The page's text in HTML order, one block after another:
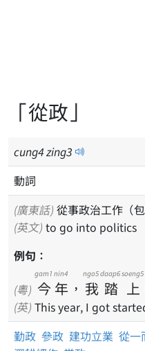
「從政」
cung4zing3
動詞
(廣東話) 從事政治工作（
(英文) to go into politics
例句：
(粵) 今
gam1
年
nin4
， 我
ngo5
踏
daap6
上
soeng5
(英) This year, I got
勤政 參政 建功立業 從一